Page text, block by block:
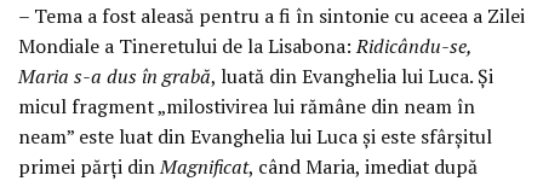
– Tema a fost aleasă pentru a fi în sintonie cu aceea a Zilei
Mondiale a Tineretului de la Lisabona:Ridicându-se,
Maria s-a dus în grabă, luată din Evanghelia lui Luca. Și
micul fragment „milostivirea lui rămâne din neam în
neam” este luat din Evanghelia lui Luca și este sfârșitul
primei părți dinMagnificat, când Maria, imediat după